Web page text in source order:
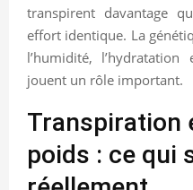
transpirent davantage
effort identique. La
l’humidité,
jouent un rôle important.
Transpiration
poids : ce qui